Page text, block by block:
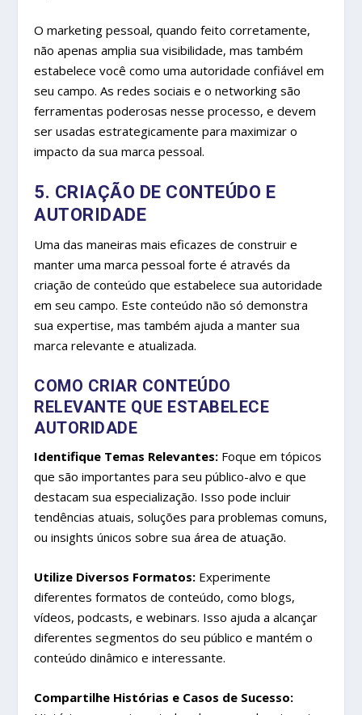
O marketing pessoal, quando feito corretamente,
não apenas amplia sua visibilidade, mas também
estabelece você como uma autoridade confiável em
seu campo. As redes sociais e o networking são
ferramentas poderosas nesse processo, e devem
ser usadas estrategicamente para maximizar o
impacto da sua marca pessoal.
5. CRIAÇÃO DE CONTEÚDO E
AUTORIDADE
Uma das maneiras mais eficazes de construir e
manter uma marca pessoal forte é através da
criação de conteúdo que estabelece sua autoridade
em seu campo. Este conteúdo não só demonstra
sua expertise, mas também ajuda a manter sua
marca relevante e atualizada.
COMO CRIAR CONTEÚDO
RELEVANTE QUE ESTABELECE
AUTORIDADE
Identifique Temas Relevantes: Foque em tópicos
que são importantes para seu público-alvo e que
destacam sua especialização. Isso pode incluir
tendências atuais, soluções para problemas comuns,
ou insights únicos sobre sua área de atuação.
Utilize Diversos Formatos: Experimente
diferentes formatos de conteúdo, como blogs,
vídeos, podcasts, e webinars. Isso ajuda a alcançar
diferentes segmentos do seu público e mantém o
conteúdo dinâmico e interessante.
Compartilhe Histórias e Casos de Sucesso: